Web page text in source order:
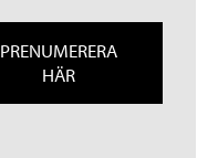
PRENUMERERA
HÄR